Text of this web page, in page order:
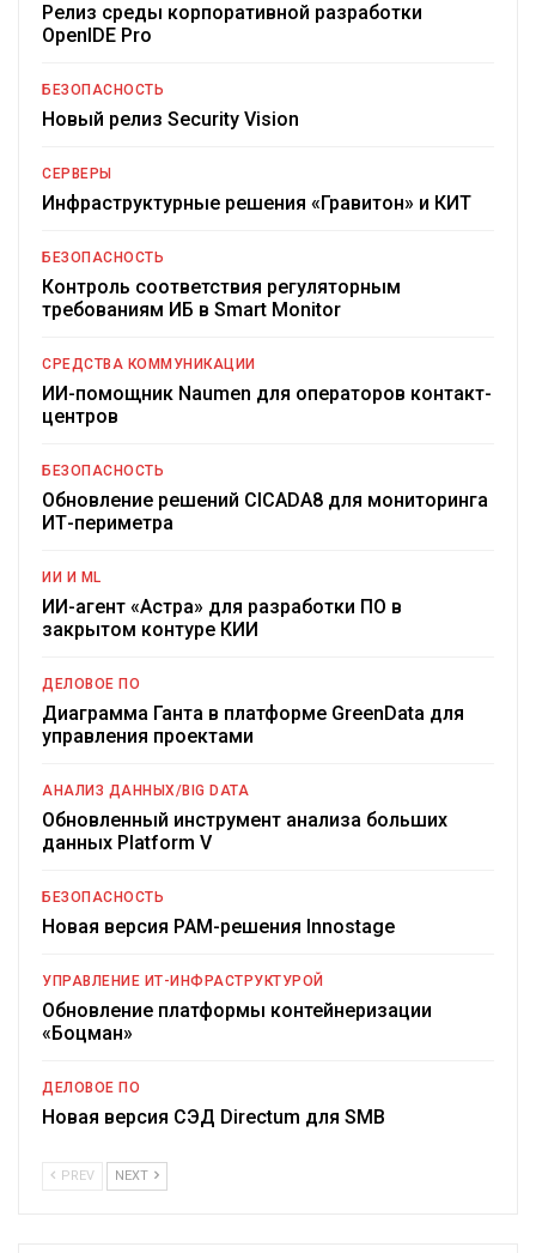
Релиз среды корпоративной разработки
OpenIDE Pro
БЕЗОПАСНОСТЬ
Новый релиз Security Vision
СЕРВЕРЫ
Инфраструктурные решения «Гравитон» и КИТ
БЕЗОПАСНОСТЬ
Контроль соответствия регуляторным
требованиям ИБ в Smart Monitor
СРЕДСТВА КОММУНИКАЦИИ
ИИ-помощник Naumen для операторов контакт-
центров
БЕЗОПАСНОСТЬ
Обновление решений CICADA8 для мониторинга
ИТ-периметра
ИИ И ML
ИИ-агент «Астра» для разработки ПО в
закрытом контуре КИИ
ДЕЛОВОЕ ПО
Диаграмма Ганта в платформе GreenData для
управления проектами
АНАЛИЗ ДАННЫХ/BIG DATA
Обновленный инструмент анализа больших
данных Platform V
БЕЗОПАСНОСТЬ
Новая версия PAM-решения Innostage
УПРАВЛЕНИЕ ИТ-ИНФРАСТРУКТУРОЙ
Обновление платформы контейнеризации
«Боцман»
ДЕЛОВОЕ ПО
Новая версия СЭД Directum для SMB
PREV NEXT